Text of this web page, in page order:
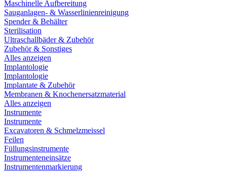
Maschinelle Aufbereitung
Sauganlagen- & Wasserlinienreinigung
Spender & Behälter
Sterilisation
Ultraschallbäder & Zubehör
Zubehör & Sonstiges
Alles anzeigen
Implantologie
Implantologie
Implantate & Zubehör
Membranen & Knochenersatzmaterial
Alles anzeigen
Instrumente
Instrumente
Excavatoren & Schmelzmeissel
Feilen
Füllungsinstrumente
Instrumenteneinsätze
Instrumentenmarkierung